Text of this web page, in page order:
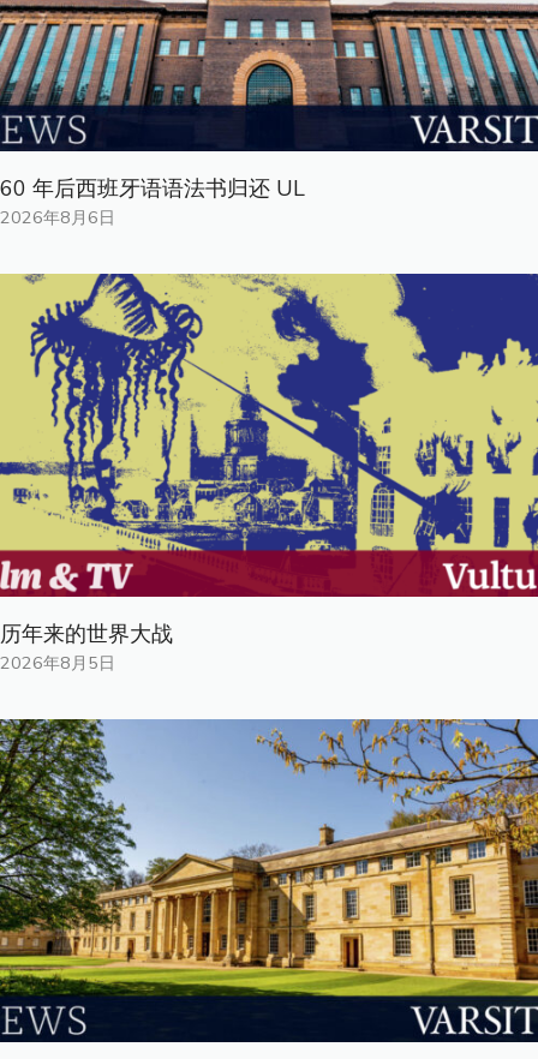
60 年后西班牙语语法书归还 UL
2026年8月6日
历年来的世界大战
2026年8月5日